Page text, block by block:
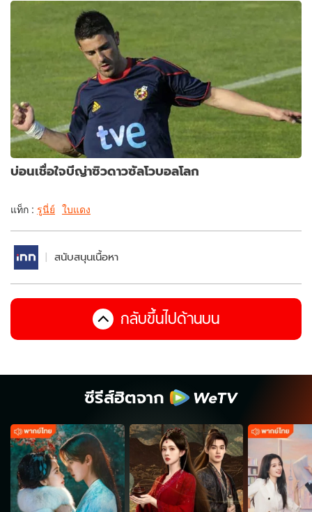
บ่อนเชื่อใจบีญ่าซิวดาวซัลโวบอลโลก
แท็ก : รูนี่ย์ ใบแดง
สนับสนุนเนื้อหา
กลับขึ้นไปด้านบน
ซีรีส์ฮิตจาก